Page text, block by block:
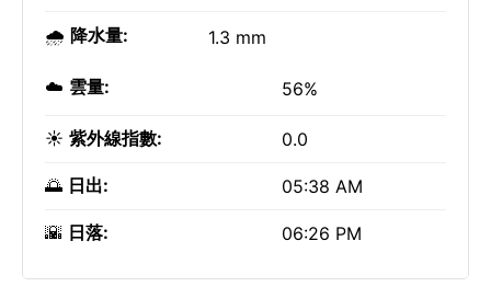
🌧️ 降水量: 1.3 mm
☁️ 雲量: 56%
☀️ 紫外線指數: 0.0
🌅 日出: 05:38 AM
🌇 日落: 06:26 PM